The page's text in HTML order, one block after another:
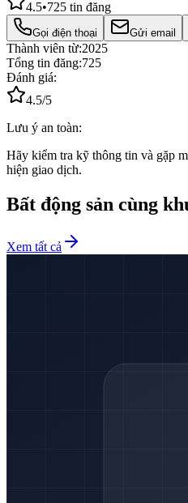
4.5•725 tin đăng
Gọi điện thoại Gửi email
Thành viên từ:2025
Tổng tin đăng:725
Đánh giá:
4.5/5
Lưu ý an toàn:
Hãy kiểm tra kỹ thông tin và gặp
hiện giao dịch.
Bất động sản cùng
Xem tất cả